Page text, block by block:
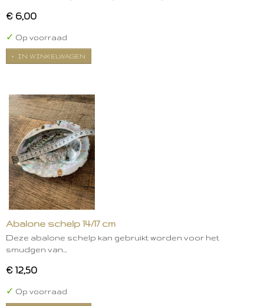
€ 6,00
✓ Op voorraad
IN WINKELWAGEN
Abalone schelp 14/17 cm
Deze abalone schelp kan gebruikt worden voor het
smudgen van…
€ 12,50
✓ Op voorraad